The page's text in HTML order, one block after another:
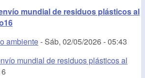
mundial de residuos plásticos al
ambiente- Sáb, 02/05/2026 - 05:43
mundial de residuos plásticos al